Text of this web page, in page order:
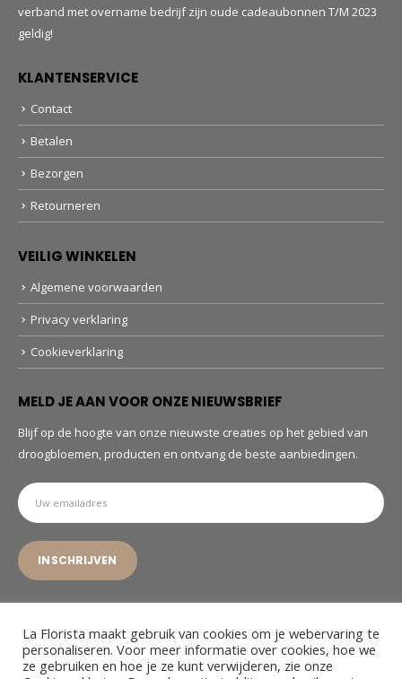
verband met overname bedrijf zijn oude cadeaubonnen T/M 2023
geldig!
KLANTENSERVICE
Contact
Betalen
Bezorgen
Retourneren
VEILIG WINKELEN
Algemene voorwaarden
Privacy verklaring
Cookieverklaring
MELD JE AAN VOOR ONZE NIEUWSBRIEF
Blijf op de hoogte van onze nieuwste creaties op het gebied van
droogbloemen, producten en ontvang de beste aanbiedingen.
© La Florista. 2022. All Rights Reserved
La Florista maakt gebruik van cookies om je webervaring te
personaliseren. Voor meer informatie over cookies, hoe we
ze gebruiken en hoe je ze kunt verwijderen, zie onze